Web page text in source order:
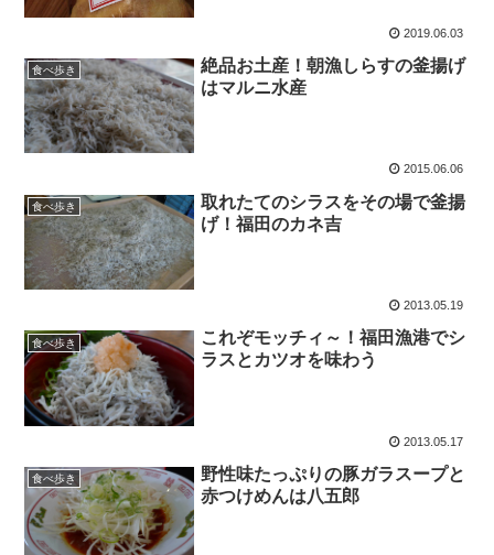
2019.06.03
食べ歩き
絶品お土産！朝漁しらすの釜揚げ
はマルニ水産
2015.06.06
食べ歩き
取れたてのシラスをその場で釜揚
げ！福田のカネ吉
2013.05.19
食べ歩き
これぞモッチィ～！福田漁港でシ
ラスとカツオを味わう
2013.05.17
食べ歩き
野性味たっぷりの豚ガラスープと
赤つけめんは八五郎